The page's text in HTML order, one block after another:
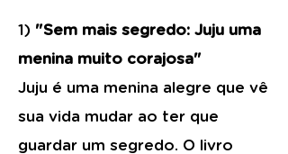
1) "Sem mais segredo: Juju uma
menina muito corajosa"
Juju é uma menina alegre que vê
sua vida mudar ao ter que
guardar um segredo. O livro